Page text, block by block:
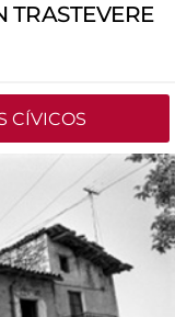
TRASTEVERE
CÍVICOS